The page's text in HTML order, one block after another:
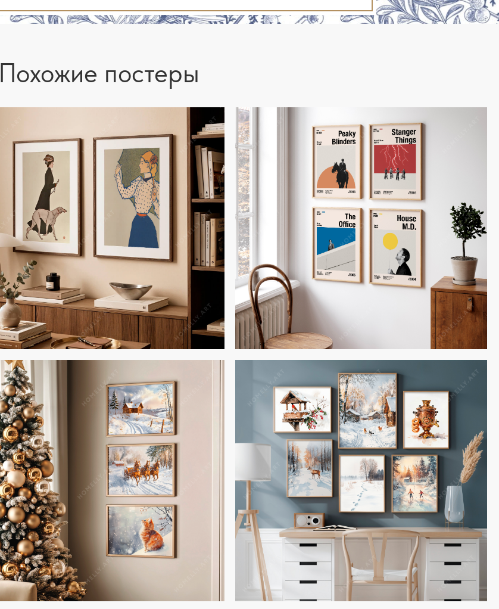
Похожие постеры